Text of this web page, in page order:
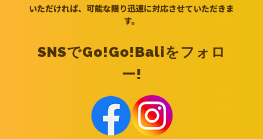
いただければ、可能な限り迅速に対応させていただきま
す。
SNSでGo!Go!Baliをフォロ
ー!